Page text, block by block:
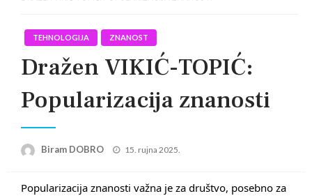
TEHNOLOGIJA ZNANOST
Dražen VIKIĆ-TOPIĆ:
Popularizacija znanosti
Biram DOBRO
Posted
15. rujna 2025.
Popularizacija znanosti važna je za društvo, posebno za